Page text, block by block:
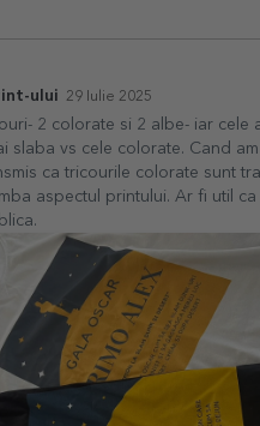
ului 29 Iulie 2025
2 colorate si 2 albe- iar cele
slaba vs cele colorate. Cand
ca tricourile colorate sunt
aspectul printului. Ar fi util ca